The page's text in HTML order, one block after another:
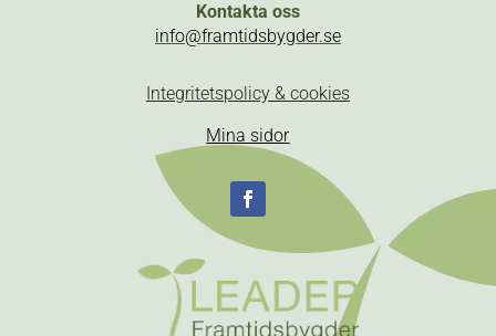
Kontakta oss
info@framtidsbygder.se
Integritetspolicy & cookies
Mina sidor